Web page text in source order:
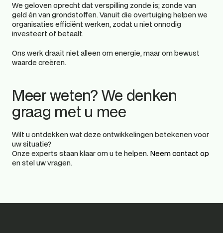
We geloven oprecht dat verspilling zonde is; zonde van
geld én van grondstoffen. Vanuit die overtuiging helpen we
organisaties efficiënt werken, zodat u niet onnodig
investeert of betaalt.
Ons werk draait niet alleen om energie, maar om bewust
waarde creëren.
Meer weten? We denken
graag met u mee
Wilt u ontdekken wat deze ontwikkelingen betekenen voor
uw situatie?
Onze experts staan klaar om u te helpen. Neem contact op
en stel uw vragen.